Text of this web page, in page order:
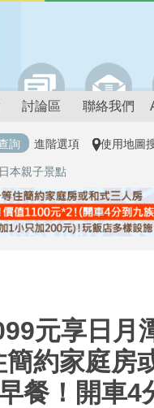
討論區 聯絡我們
進階選項 使用地圖
日本親子景點
元享日月
約家庭房
餐！開車4